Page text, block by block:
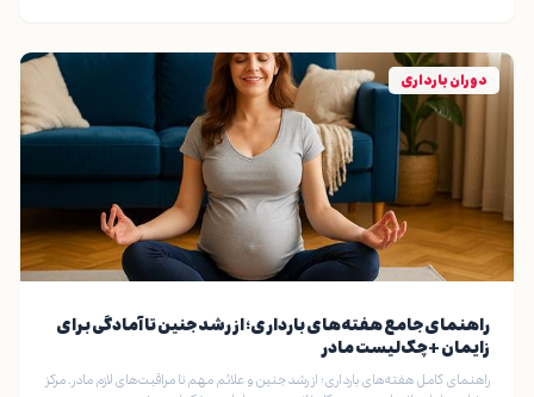
دوران بارداری
راهنمای جامع هفته‌های بارداری؛ از رشد جنین تا آمادگی برای
زایمان + چک‌لیست مادر
راهنمای کامل هفته‌های بارداری؛ از رشد جنین و علائم مهم تا مراقبت‌های لازم مادر. مرکز